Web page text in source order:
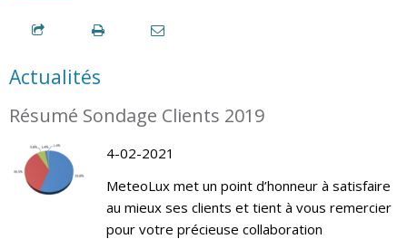
Actualités
Résumé Sondage Clients 2019
4-02-2021
MeteoLux met un point d’honneur à satisfaire
au mieux ses clients et tient à vous remercier
pour votre précieuse collaboration